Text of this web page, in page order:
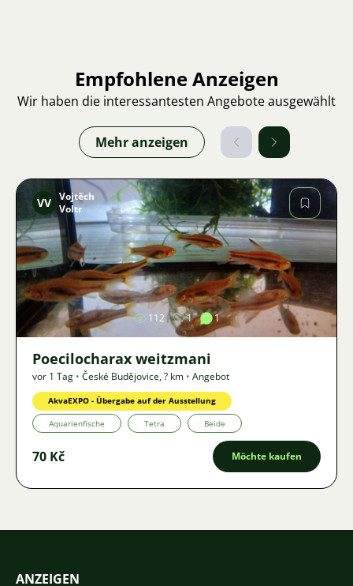
Empfohlene Anzeigen
Wir haben die interessantesten Angebote ausgewählt
Mehr anzeigen
Bild
VV Vojtěch
Voltr
112 1 1
Poecilocharax weitzmani
vor 1 Tag • České Budějovice,? km • Angebot
AkvaEXPO - Übergabe auf der Ausstellung
Aquarienfische Tetra Beide
70 Kč Möchte kaufen
ANZEIGEN